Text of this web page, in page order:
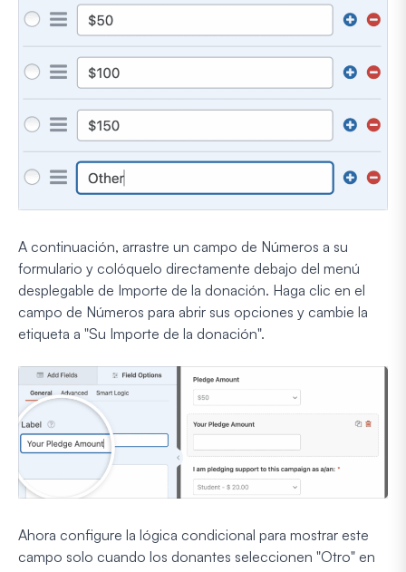
A continuación, arrastre un campo de Números a su
formulario y colóquelo directamente debajo del menú
desplegable de Importe de la donación. Haga clic en el
campo de Números para abrir sus opciones y cambie la
etiqueta a "Su Importe de la donación".
Ahora configure la lógica condicional para mostrar este
campo solo cuando los donantes seleccionen "Otro" en